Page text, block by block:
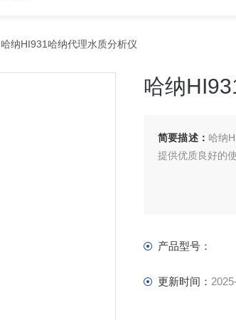
纳HI931哈纳代理水质分析仪
哈纳
简要描述： 哈纳
提供优质良好的
产品型号：
更新时间：